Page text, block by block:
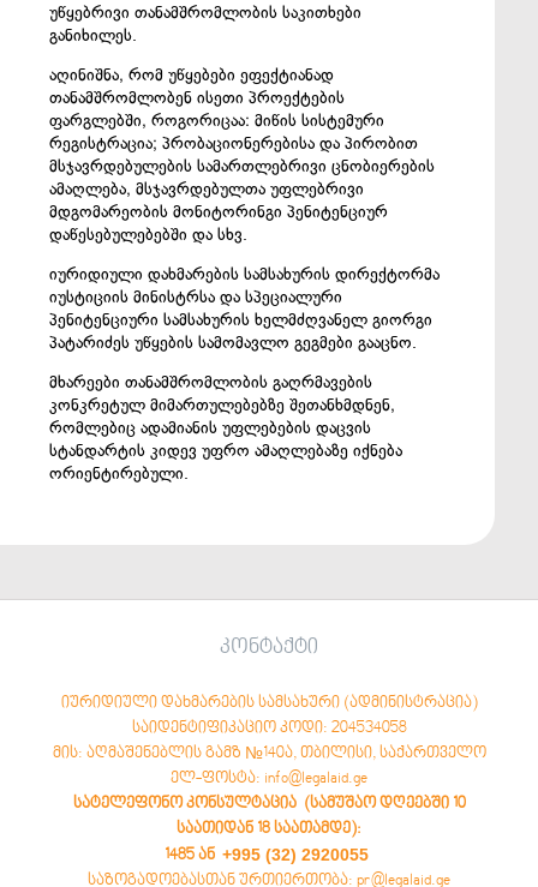
უწყებრივი თანამშრომლობის საკითხები
განიხილეს.
აღინიშნა, რომ უწყებები ეფექტიანად
თანამშრომლობენ ისეთი პროექტების
ფარგლებში, როგორიცაა: მიწის სისტემური
რეგისტრაცია; პრობაციონერებისა და პირობით
მსჯავრდებულების სამართლებრივი ცნობიერების
ამაღლება, მსჯავრდებულთა უფლებრივი
მდგომარეობის მონიტორინგი პენიტენციურ
დაწესებულებებში და სხვ.
იურიდიული დახმარების სამსახურის დირექტორმა
იუსტიციის მინისტრსა და სპეციალური
პენიტენციური სამსახურის ხელმძღვანელ გიორგი
პატარიძეს უწყების სამომავლო გეგმები გააცნო.
მხარეები თანამშრომლობის გაღრმავების
კონკრეტულ მიმართულებებზე შეთანხმდნენ,
რომლებიც ადამიანის უფლებების დაცვის
სტანდარტის კიდევ უფრო ამაღლებაზე იქნება
ორიენტირებული.
კონტაქტი
იურიდიული დახმარების სამსახური (ადმინისტრაცია)
საიდენტიფიკაციო კოდი: 204534058
მის: აღმაშენებლის გამზ №140ა, თბილისი, საქართველო
ელ-ფოსტა: info@legalaid.ge
სატელეფონო კონსულტაცია (სამუშაო დღეებში 10
საათიდან 18 საათამდე):
1485 ან +995 (32) 2920055
საზოგადოებასთან ურთიერთობა: pr@legalaid.ge